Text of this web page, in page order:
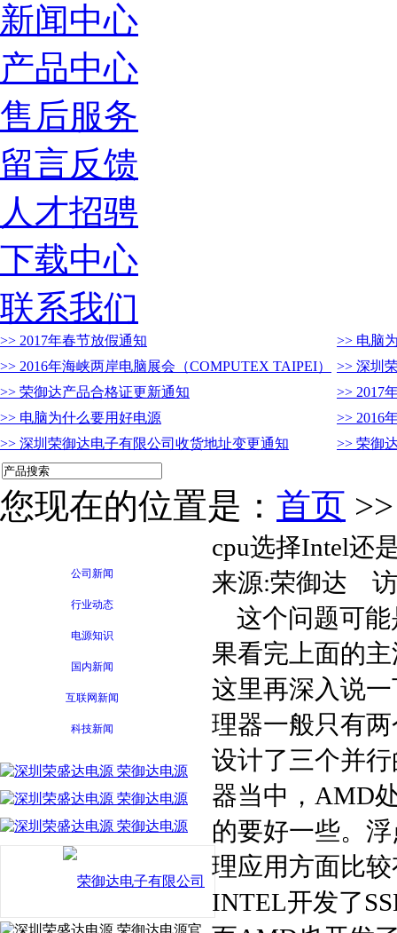
新闻中心
产品中心
售后服务
留言反馈
人才招骋
下载中心
联系我们
>> 2017年春节放假通知
>> 电脑
>> 2016年海峡两岸电脑展会（COMPUTEX TAIPEI）
>> 深圳
>> 荣御达产品合格证更新通知
>> 2017
>> 电脑为什么要用好电源
>> 2016
>> 深圳荣御达电子有限公司收货地址变更通知
>> 荣御
您现在的位置是： 首页
公司新闻
行业动态
电源知识
国内新闻
互联网新闻
科技新闻
cpu选择Intel还
来源:荣御达
这个问题可能
果看完上面的
这里再深入说
理器一般只有
设计了三个并
器当中，AMD
的要好一些。
理应用方面比
INTEL开发了